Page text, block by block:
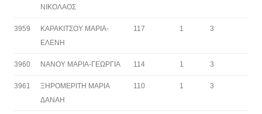
ΝΙΚΟΛΑΟΣ
3959
ΚΑΡΑΚΙΤΣΟΥ ΜΑΡΙΑ-
ΕΛΕΝΗ
117 1 3
3960 ΝΑΝΟΥ ΜΑΡΙΑ-ΓΕΩΡΓΙΑ 114 1 3
3961
ΞΗΡΟΜΕΡΙΤΗ ΜΑΡΙΑ
ΔΑΝΑΗ
110 1 3